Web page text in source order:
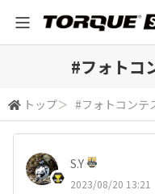
#フォトコ
トップ＞ #フォトコンテ
S.Y
2023/08/20 13:21